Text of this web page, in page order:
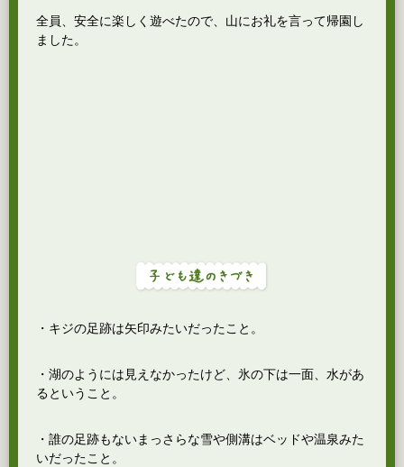
全員、安全に楽しく遊べたので、山にお礼を言って帰園し
ました。
・キジの足跡は矢印みたいだったこと。
・湖のようには見えなかったけど、氷の下は一面、水があ
るということ。
・誰の足跡もないまっさらな雪や側溝はベッドや温泉みた
いだったこと。